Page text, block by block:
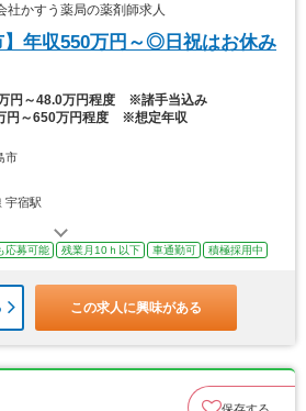
かすう薬局の薬剤師求人
】年収550万円～◎日祝はお休み
万円～48.0万円程度 ※諸手当込み
円～650万円程度 ※想定年収
市
宇宿駅
応募可能 残業月10ｈ以下 車通勤可 積極採用中
この求人に興味がある